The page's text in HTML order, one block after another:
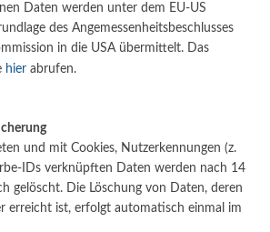
Daten werden unter dem EU-US
des Angemessenheitsbeschlusses
in die USA übermittelt. Das
hier abrufen.
und mit Cookies, Nutzerkennungen (z.
IDs verknüpften Daten werden nach 14
gelöscht. Die Löschung von Daten, deren
erreicht ist, erfolgt automatisch einmal im